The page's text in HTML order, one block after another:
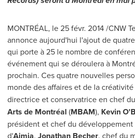
MONTRÉAL, le 25 févr. 2014 /CNW
annonce aujourd'hui l'ajout de
qui porte à 25 le nombre de
événement qui se déroulera à
prochain. Ces quatre nouvelles
monde des affaires et de la
directrice et conservatrice en chef du
Arts de Montréal (MBAM), Kevin
président et chef du développement
d'
, , chef du